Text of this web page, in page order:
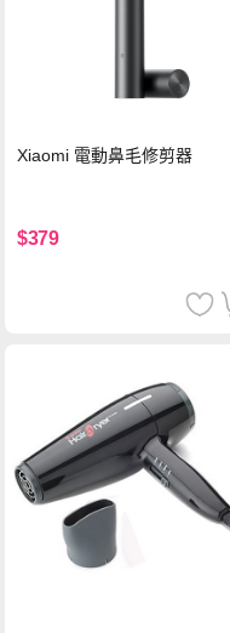
Xiaomi 電動鼻毛修剪器
$379